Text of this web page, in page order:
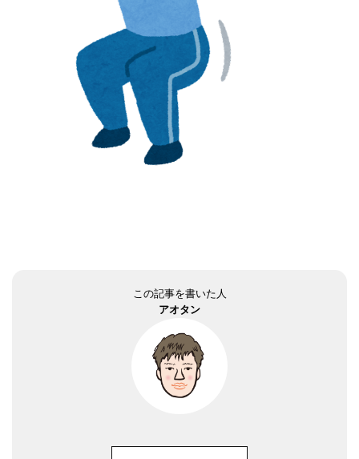
この記事を書いた人
アオタン